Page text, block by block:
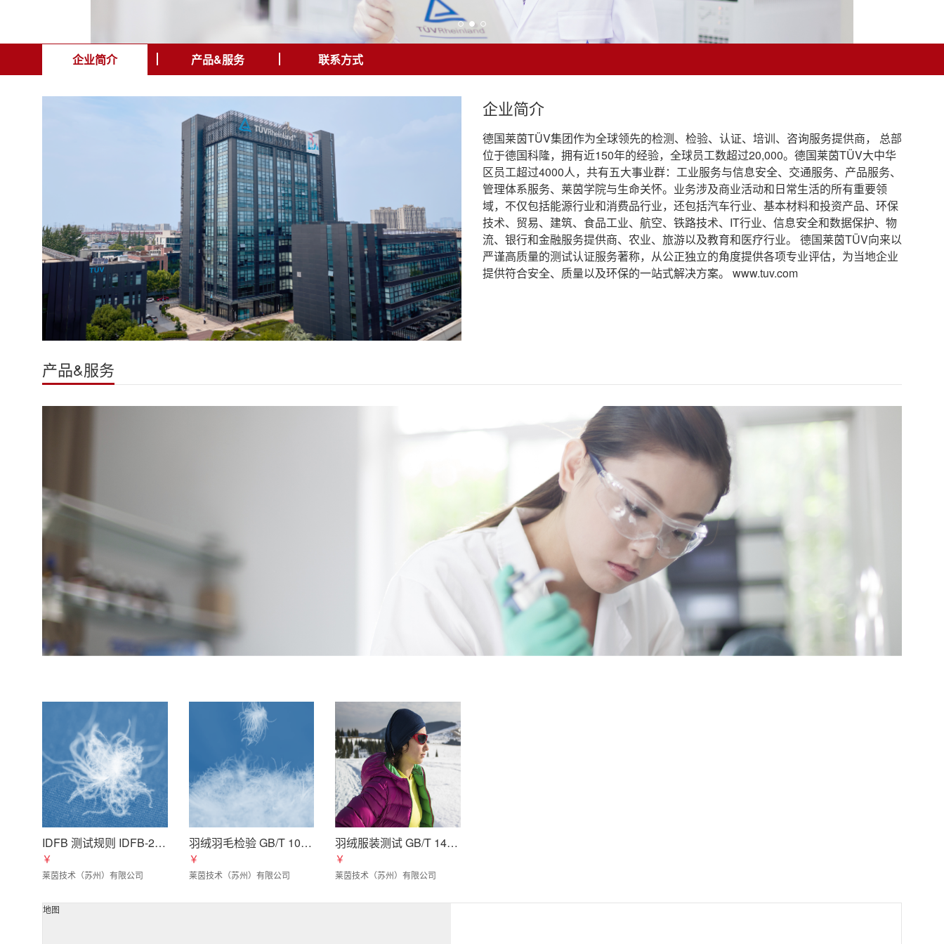
企业简介 产品&服务 联系方式
企业简介
德国莱茵TÜV集团作为全球领先的检测、检验、认证、培训、咨询服务提供商， 总部
位于德国科隆，拥有近150年的经验，全球员工数超过20,000。德国莱茵TÜV大中华
区员工超过4000人，共有五大事业群：工业服务与信息安全、交通服务、产品服务、
管理体系服务、莱茵学院与生命关怀。业务涉及商业活动和日常生活的所有重要领
域，不仅包括能源行业和消费品行业，还包括汽车行业、基本材料和投资产品、环保
技术、贸易、建筑、食品工业、航空、铁路技术、IT行业、信息安全和数据保护、物
流、银行和金融服务提供商、农业、旅游以及教育和医疗行业。 德国莱茵TÜV向来以
严谨高质量的测试认证服务著称，从公正独立的角度提供各项专业评估，为当地企业
提供符合安全、质量以及环保的一站式解决方案。 www.tuv.com
产品&服务
IDFB 测试规则 IDFB-2020
￥
莱茵技术（苏州）有限公司
羽绒羽毛检验 GB/T 10288-2016
￥
莱茵技术（苏州）有限公司
羽绒服装测试 GB/T 14272-2021
￥
莱茵技术（苏州）有限公司
地图